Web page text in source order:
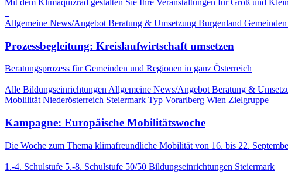
Mit dem Klimaquizrad gestalten Sie Ihre Veranstaltungen für Groß und
Allgemeine News/Angebot Beratung & Umsetzung Burgenland Gemeinden
Prozessbegleitung: Kreislaufwirtschaft umsetzen
Beratungsprozess für Gemeinden und Regionen in ganz Österreich
Alle Bildungseinrichtungen Allgemeine News/Angebot Beratung &
Moblilität Niederösterreich Steiermark Typ Vorarlberg Wien Zielgruppe
Kampagne: Europäische Mobilitätswoche
Die Woche zum Thema klimafreundliche Mobilität von 16. bis 22.
1.-4. Schulstufe 5.-8. Schulstufe 50/50 Bildungseinrichtungen Steiermark